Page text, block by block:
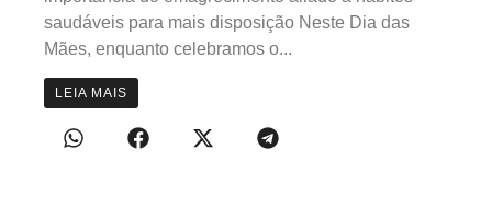
saudáveis para mais disposição Neste Dia das
Mães, enquanto celebramos o...
LEIA MAIS